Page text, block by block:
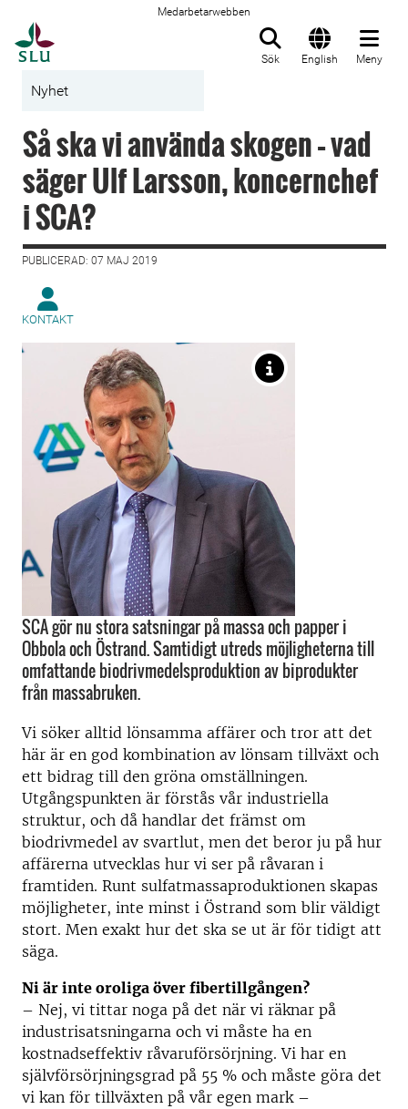
Medarbetarwebben
Sök English Meny
Nyhet
Så ska vi använda skogen – vad
säger Ulf Larsson, koncernchef
i SCA?
PUBLICERAD: 07 MAJ 2019
KONTAKT
SCA gör nu stora satsningar på massa och papper i
Obbola och Östrand. Samtidigt utreds möjligheterna till
omfattande biodrivmedelsproduktion av biprodukter
från massabruken.
Vi söker alltid lönsamma affärer och tror att det
här är en god kombination av lönsam tillväxt och
ett bidrag till den gröna omställningen.
Utgångspunkten är förstås vår industriella
struktur, och då handlar det främst om
biodrivmedel av svartlut, men det beror ju på hur
affärerna utvecklas hur vi ser på råvaran i
framtiden. Runt sulfatmassaproduktionen skapas
möjligheter, inte minst i Östrand som blir väldigt
stort. Men exakt hur det ska se ut är för tidigt att
säga.
Ni är inte oroliga över fibertillgången?
– Nej, vi tittar noga på det när vi räknar på
industrisatsningarna och vi måste ha en
kostnadseffektiv råvaruförsörjning. Vi har en
självförsörjningsgrad på 55 % och måste göra det
vi kan för tillväxten på vår egen mark –